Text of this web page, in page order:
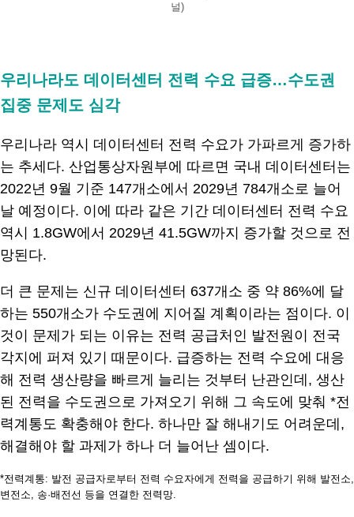
널)
우리나라도 데이터센터 전력 수요 급증…수도권
집중 문제도 심각
우리나라 역시 데이터센터 전력 수요가 가파르게 증가하
는 추세다. 산업통상자원부에 따르면 국내 데이터센터는
2022년 9월 기준 147개소에서 2029년 784개소로 늘어
날 예정이다. 이에 따라 같은 기간 데이터센터 전력 수요
역시 1.8GW에서 2029년 41.5GW까지 증가할 것으로 전
망된다.
더 큰 문제는 신규 데이터센터 637개소 중 약 86%에 달
하는 550개소가 수도권에 지어질 계획이라는 점이다. 이
것이 문제가 되는 이유는 전력 공급처인 발전원이 전국
각지에 퍼져 있기 때문이다. 급증하는 전력 수요에 대응
해 전력 생산량을 빠르게 늘리는 것부터 난관인데, 생산
된 전력을 수도권으로 가져오기 위해 그 속도에 맞춰 *전
력계통도 확충해야 한다. 하나만 잘 해내기도 어려운데,
해결해야 할 과제가 하나 더 늘어난 셈이다.
*전력계통: 발전 공급자로부터 전력 수요자에게 전력을 공급하기 위해 발전소,
변전소, 송·배전선 등을 연결한 전력망.